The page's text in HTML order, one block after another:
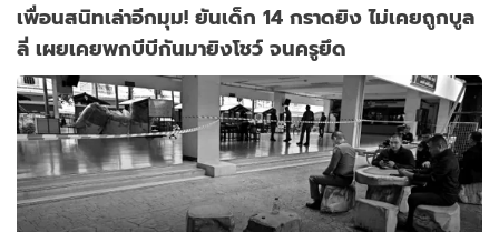
เพื่อนสนิทเล่าอีกมุม! ยันเด็ก 14 กราดยิง ไม่เคยถูกบูล
ลี่ เผยเคยพกบีบีกันมายิงโชว์ จนครูยึด